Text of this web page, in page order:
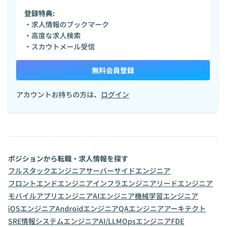
登録特典:
・求人情報のブックマーク
・高度な求人検索
・スカウトメール受信
無料会員登録
アカウントお持ちの方は、 ログイン
ポジションから転職・求人情報を探す
フルスタックエンジニアサーバーサイドエンジニア
フロントエンドエンジニアインフラエンジニア リードエンジニア
モバイルアプリエンジニアAIエンジニア機械学習エンジニア
iOSエンジニアAndroidエンジニアQAエンジニアアーキテクト
SRE情報システムエンジニアAI/LLMOpsエンジニアFDE